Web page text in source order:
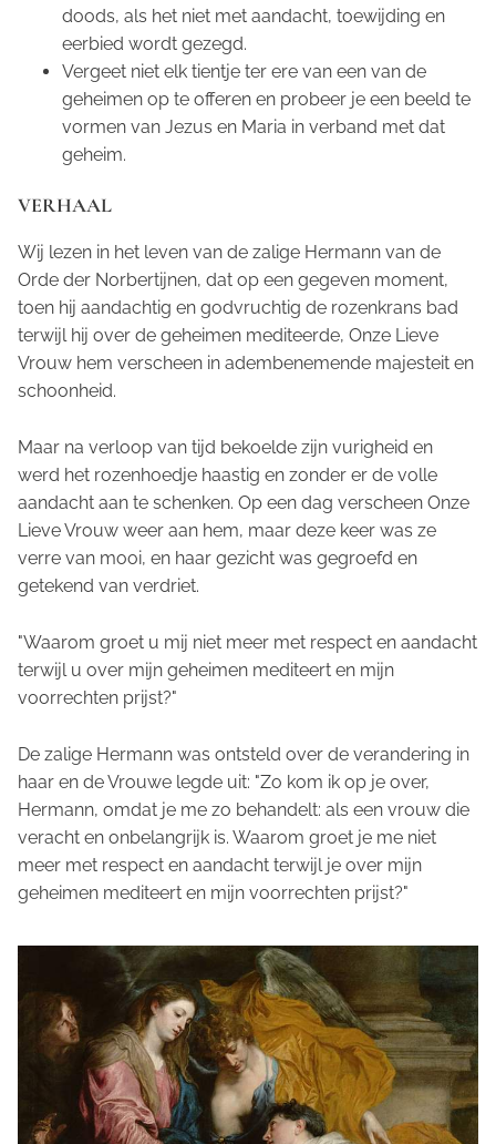
doods, als het niet met aandacht, toewijding en
eerbied wordt gezegd.
Vergeet niet elk tientje ter ere van een van de
geheimen op te offeren en probeer je een beeld te
vormen van Jezus en Maria in verband met dat
geheim.
VERHAAL
Wij lezen in het leven van de zalige Hermann van de
Orde der Norbertijnen, dat op een gegeven moment,
toen hij aandachtig en godvruchtig de rozenkrans bad
terwijl hij over de geheimen mediteerde, Onze Lieve
Vrouw hem verscheen in adembenemende majesteit en
schoonheid.
Maar na verloop van tijd bekoelde zijn vurigheid en
werd het rozenhoedje haastig en zonder er de volle
aandacht aan te schenken. Op een dag verscheen Onze
Lieve Vrouw weer aan hem, maar deze keer was ze
verre van mooi, en haar gezicht was gegroefd en
getekend van verdriet.
"Waarom groet u mij niet meer met respect en aandacht
terwijl u over mijn geheimen mediteert en mijn
voorrechten prijst?"
De zalige Hermann was ontsteld over de verandering in
haar en de Vrouwe legde uit: "Zo kom ik op je over,
Hermann, omdat je me zo behandelt: als een vrouw die
veracht en onbelangrijk is. Waarom groet je me niet
meer met respect en aandacht terwijl je over mijn
geheimen mediteert en mijn voorrechten prijst?"